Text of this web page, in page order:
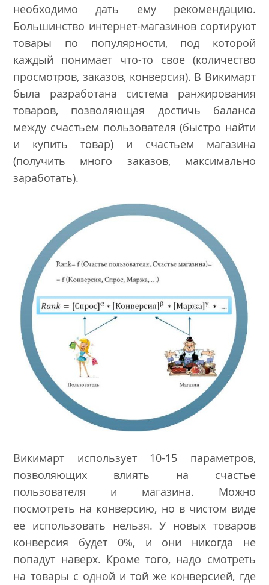
необходимо дать ему рекомендацию.
Большинство интернет-магазинов сортируют
товары по популярности, под которой
каждый понимает что-то свое (количество
просмотров, заказов, конверсия). В Викимарт
была разработана система ранжирования
товаров, позволяющая достичь баланса
между счастьем пользователя (быстро найти
и купить товар) и счастьем магазина
(получить много заказов, максимально
заработать).
Викимарт использует 10-15 параметров,
позволяющих влиять на счастье
пользователя и магазина. Можно
посмотреть на конверсию, но в чистом виде
ее использовать нельзя. У новых товаров
конверсия будет 0%, и они никогда не
попадут наверх. Кроме того, надо смотреть
на товары с одной и той же конверсией, где